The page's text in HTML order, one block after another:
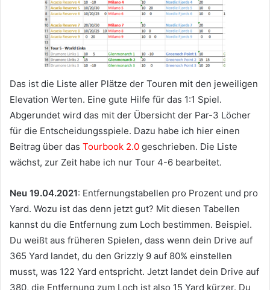
Das ist die Liste aller Plätze der Touren mit den jeweiligen
Elevation Werten. Eine gute Hilfe für das 1:1 Spiel.
Abgerundet wird das mit der Übersicht der Par-3 Löcher
für die Entscheidungsspiele. Dazu habe ich hier einen
Beitrag über das Tourbook 2.0 geschrieben. Die Liste
wächst, zur Zeit habe ich nur Tour 4-6 bearbeitet.
Neu 19.04.2021: Entfernungstabellen pro Prozent und pro
Yard. Wozu ist das denn jetzt gut? Mit diesen Tabellen
kannst du die Entfernung zum Loch bestimmen. Beispiel.
Du weißt aus früheren Spielen, dass wenn dein Drive auf
365 Yard landet, du den Grizzly 9 auf 80% einstellen
musst, was 122 Yard entspricht. Jetzt landet dein Drive auf
380, die Entfernung zum Loch ist also 15 Yard kürzer. Du